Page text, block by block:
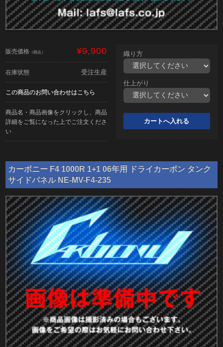
販売価格 （税込） ¥9,900
在庫状態 受注生産
この商品のお問い合わせはこちら
商品名・商品画像をクリックし、商品
詳細をご覧になった上でご注文くださ
い
織り方
仕上がり
カーボニー F4 1000R 1+1 06年用 ドライカーボン タンク
サイドパネル NE-MV-F4-235